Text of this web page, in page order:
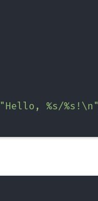
"Hello, %s/%s!\n"